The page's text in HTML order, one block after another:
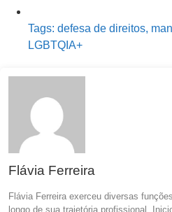
Tags: defesa de direitos,
LGBTQIA+
Flávia Ferreira
Flávia Ferreira exerceu diversas
longo de sua trajetória profissional.